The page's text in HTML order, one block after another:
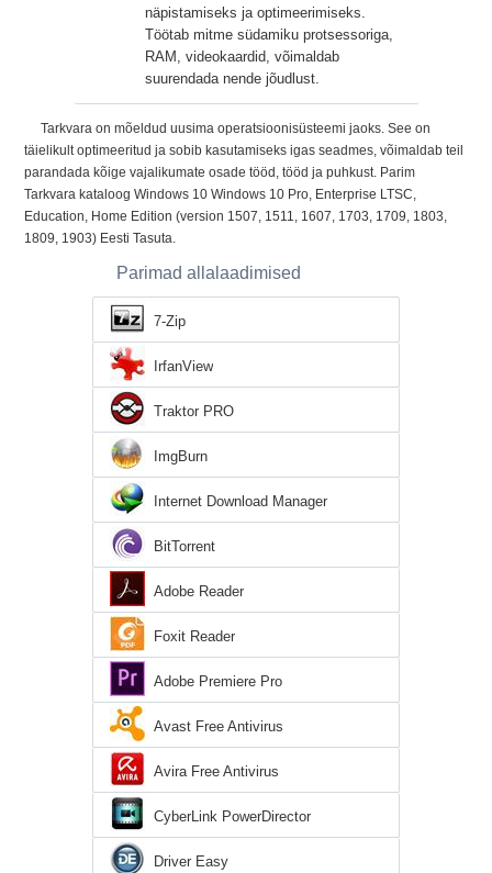
näpistamiseks ja optimeerimiseks.
Töötab mitme südamiku protsessoriga,
RAM, videokaardid, võimaldab
suurendada nende jõudlust.
Tarkvara on mõeldud uusima operatsioonisüsteemi jaoks. See on
täielikult optimeeritud ja sobib kasutamiseks igas seadmes, võimaldab teil
parandada kõige vajalikumate osade tööd, tööd ja puhkust. Parim
Tarkvara kataloog Windows 10 Windows 10 Pro, Enterprise LTSC,
Education, Home Edition (version 1507, 1511, 1607, 1703, 1709, 1803,
1809, 1903) Eesti Tasuta.
Parimad allalaadimised
7-Zip
IrfanView
Traktor PRO
ImgBurn
Internet Download Manager
BitTorrent
Adobe Reader
Foxit Reader
Adobe Premiere Pro
Avast Free Antivirus
Avira Free Antivirus
CyberLink PowerDirector
Driver Easy